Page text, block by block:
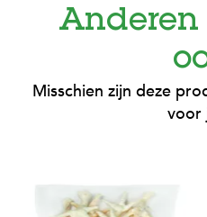
Anderen
Misschien zijn deze
voor